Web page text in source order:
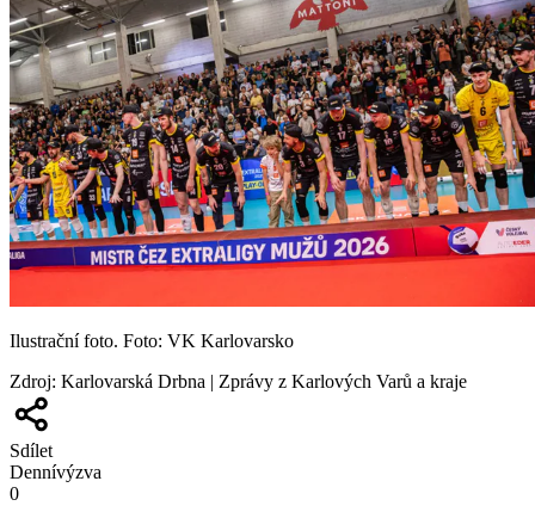
Ilustrační foto. Foto: VK Karlovarsko
Zdroj: Karlovarská Drbna | Zprávy z Karlových Varů a kraje
Sdílet
Dennívýzva
0